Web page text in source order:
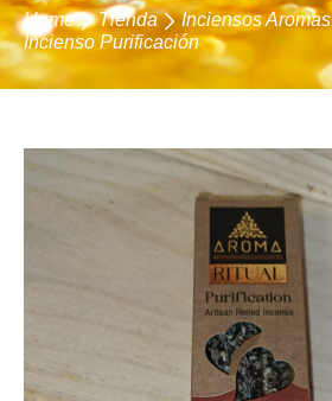
Home Tienda
Inciensos Aromas
Incienso Purificación